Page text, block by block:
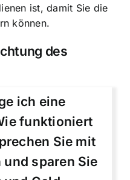
ist, damit Sie die
können.
des
ich eine
funktioniert
Sie mit
sparen Sie